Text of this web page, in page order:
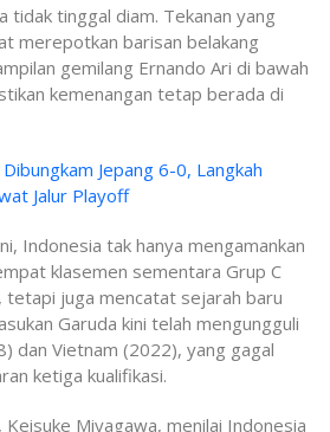
tidak tinggal diam. Tekanan yang
merepotkan barisan belakang
gemilang Ernando Ari di bawah
kemenangan tetap berada di
Jepang 6-0, Langkah
Jalur Playoff
Indonesia tak hanya mengamankan
klasemen sementara Grup C
tetapi juga mencatat sejarah baru
Garuda kini telah mengungguli
dan Vietnam (2022), yang gagal
ketiga kualifikasi.
Keisuke Miyagawa, menilai Indonesia